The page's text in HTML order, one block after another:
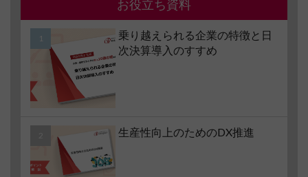
お役立ち資料
乗り越えられる企業の特徴と日
次決算導入のすすめ
生産性向上のためのDX推進